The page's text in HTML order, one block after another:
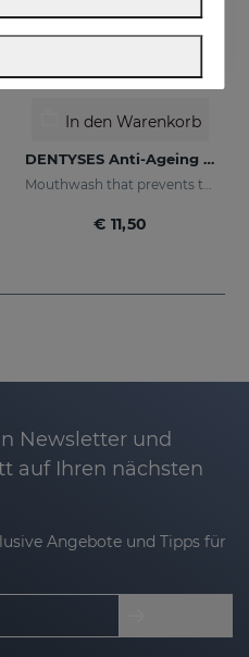
In den Warenkorb
DENTYSES Anti-Ageing Mouthwash
Mouthwash that prevents the signs of oral ageing
€ 11,50
Newsletter und
auf Ihren nächsten
Angebote und Tipps für